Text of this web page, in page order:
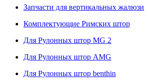
Запчасти для вертикальных жалюзи
Комплектующие Римских штор
Для Рулонных штор MG 2
Для Рулонных штор AMG
Для Рулонных штор benthin